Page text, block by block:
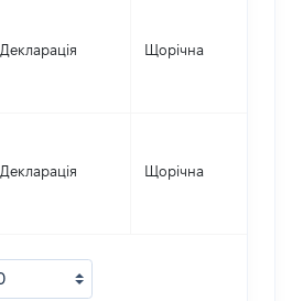
Декларація Щорічна
Декларація Щорічна